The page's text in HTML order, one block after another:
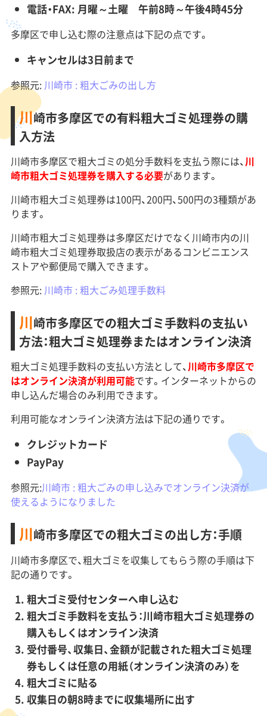
電話・FAX: 月曜～土曜 午前8時～午後4時45分
多摩区で申し込む際の注意点は下記の点です。
キャンセルは3日前まで
参照元: 川崎市 : 粗大ごみの出し方
川崎市多摩区での有料粗大ゴミ処理券の購
入方法
川崎市多摩区で粗大ゴミの処分手数料を支払う際には、川
崎市粗大ゴミ処理券を購入する必要があります。
川崎市粗大ゴミ処理券は100円、200円、500円の3種類があ
ります。
川崎市粗大ゴミ処理券は多摩区だけでなく川崎市内の川
崎市粗大ゴミ処理券取扱店の表示があるコンビニエンス
ストアや郵便局で購入できます。
参照元: 川崎市 : 粗大ごみ処理手数料
川崎市多摩区での粗大ゴミ手数料の支払い
方法：粗大ゴミ処理券またはオンライン決済
粗大ゴミ処理手数料の支払い方法として、川崎市多摩区で
はオンライン決済が利用可能です。インターネットからの
申し込んだ場合のみ利用できます。
利用可能なオンライン決済方法は下記の通りです。
クレジットカード
PayPay
参照元:川崎市 : 粗大ごみの申し込みでオンライン決済が
使えるようになりました
川崎市多摩区での粗大ゴミの出し方：手順
川崎市多摩区で、粗大ゴミを収集してもらう際の手順は下
記の通りです。
粗大ゴミ受付センターへ申し込む
粗大ゴミ手数料を支払う：川崎市粗大ゴミ処理券の
購入もしくはオンライン決済
受付番号、収集日、金額が記載された粗大ゴミ処理
券もしくは任意の用紙（オンライン決済のみ）を
粗大ゴミに貼る
収集日の朝8時までに収集場所に出す